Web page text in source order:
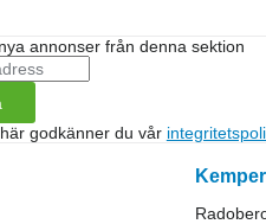
annonser från denna sektion
godkänner du vår